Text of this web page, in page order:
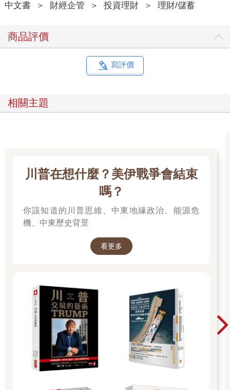
中文書 ＞ 財經企管 ＞ 投資理財 ＞ 理財/儲蓄
商品評價
寫評價
相關主題
川普在想什麼？美伊戰爭會結束
嗎？
你該知道的川普思維、中東地緣政治、能源危
機、中東歷史背景
看更多